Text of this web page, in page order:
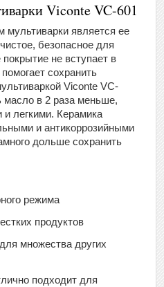
Viconte VC-601
является ее
безопасное для
не вступает в
сохранить
Viconte VC-
масло в 2 раза меньше,
легкими. Керамика
и антикоррозийными
дольше сохранить
режима
продуктов
множества других
подходит для